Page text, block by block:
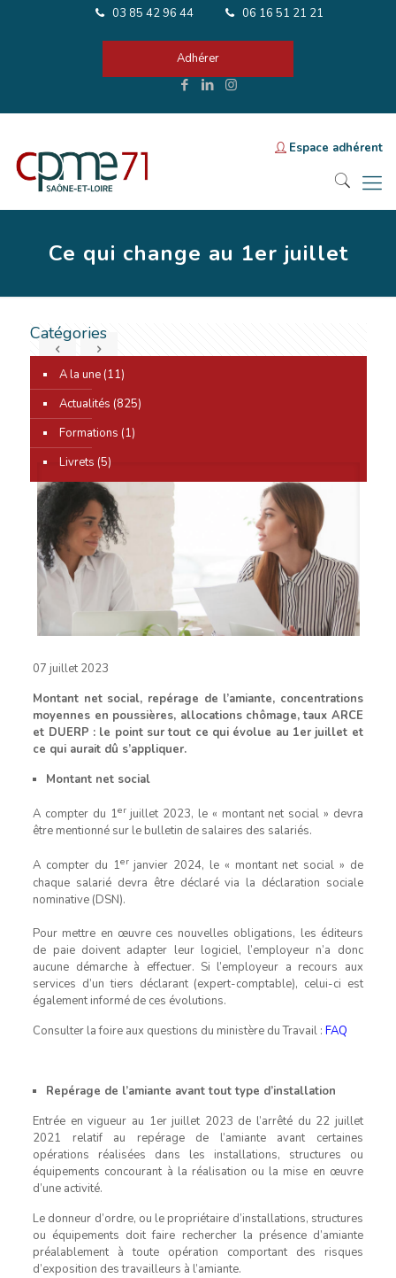
03 85 42 96 44 06 16 51 21 21
Adhérer
Espace adhérent
Ce qui change au 1er juillet
0
07 juillet 2023
Montant net social, repérage de l’amiante, concentrations
moyennes en poussières, allocations chômage, taux ARCE
et DUERP : le point sur tout ce qui évolue au 1er juillet et
ce qui aurait dû s’appliquer.
Montant net social
A compter du 1erjuillet 2023, le « montant net social » devra
être mentionné sur le bulletin de salaires des salariés.
A compter du 1erjanvier 2024, le « montant net social » de
chaque salarié devra être déclaré via la déclaration sociale
nominative (DSN).
Pour mettre en œuvre ces nouvelles obligations, les éditeurs
de paie doivent adapter leur logiciel, l’employeur n’a donc
aucune démarche à effectuer. Si l’employeur a recours aux
services d’un tiers déclarant (expert-comptable), celui-ci est
également informé de ces évolutions.
Consulter la foire aux questions du ministère du Travail :FAQ
Repérage de l’amiante avant tout type d’installation
Entrée en vigueur au 1er juillet 2023 de l’arrêté du 22 juillet
2021 relatif au repérage de l’amiante avant certaines
opérations réalisées dans les installations, structures ou
équipements concourant à la réalisation ou la mise en œuvre
d’une activité.
Le donneur d’ordre, ou le propriétaire d’installations, structures
ou équipements doit faire rechercher la présence d’amiante
préalablement à toute opération comportant des risques
d’exposition des travailleurs à l’amiante.
Catégories
A la une(11)
Actualités (825)
Formations (1)
Livrets (5)